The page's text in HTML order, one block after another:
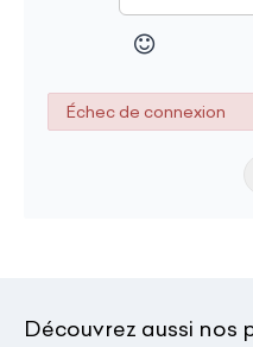
Échec de connexion
Découvrez aussi nos